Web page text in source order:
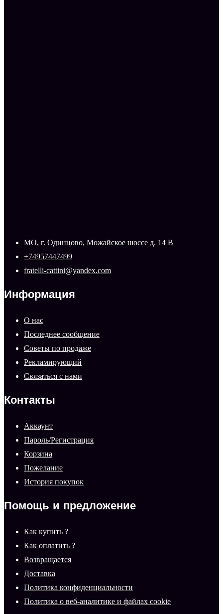
МО, г. Одинцово, Можайское шоссе д. 14 В
+74957447499
fratelli-cattini@yandex.com
Информация
О нас
Последнее сообщение
Советы по продаже
Рекламирующий
Связаться с нами
Контакты
Аккаунт
Пароль/Регистрация
Корзина
Пожелание
История покупок
Помощь и предложение
Как купить ?
Как оплатить ?
Возвращается
Доставка
Политика конфиденциальности
Политика о веб-аналитике и файлах cookie